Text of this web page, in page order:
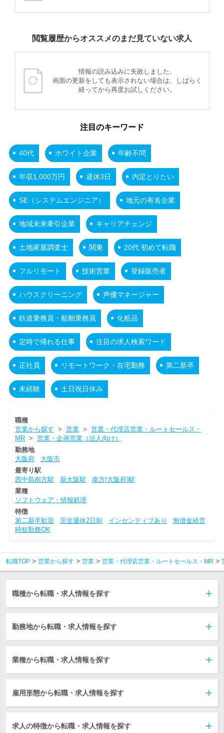
閲覧履歴からオススメのまだ見ていない求人
情報の読み込みに失敗しました。
画面の更新をしても表示されない場合は、しばらく
経ってから再度お試しください。
注目のキーワード
40代 ホワイト企業 年齢不問
年収1,000万円 週休3日 内定とりたい
SE（システムエンジニア） 地元の有名企業
地域未来牽引企業 キャリアチェンジ
土地家屋調査士 関東 20代 初めて転職
フルリモート 技術営業 登録販売者
ハウスクリーニング 声優マネージャー
鉄道乗務員・船舶乗務員 化粧品
定時で帰れる仕事 注目の求人検索ワード
正社員 リモートワーク・在宅勤務 第二新卒
未経験 土日祝日休み
職種
営業から探す > 営業> 営業・代理店営業・ルートセールス・
MR> 営業・企画営業（法人向け）
勤務地
大阪府
大阪市
最寄り駅
西中島南方駅
新大阪駅
南方(大阪府)駅
業種
ソフトウェア・情報処理
特徴
第二新卒歓迎
完全週休2日制 インセンティブあり
無借金経営
時短勤務OK
転職TOP 営業から探す 営業 営業・代理店営業・ルートセールス・MR
職種から転職・求人情報を探す
勤務地から転職・求人情報を探す
業種から転職・求人情報を探す
雇用形態から転職・求人情報を探す
求人の特徴から転職・求人情報を探す